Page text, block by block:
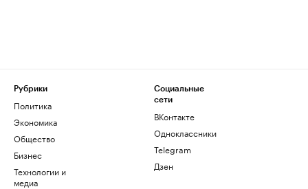
Рубрики
Политика
Экономика
Общество
Бизнес
Технологии и
медиа
Социальные
сети
ВКонтакте
Одноклассники
Telegram
Дзен